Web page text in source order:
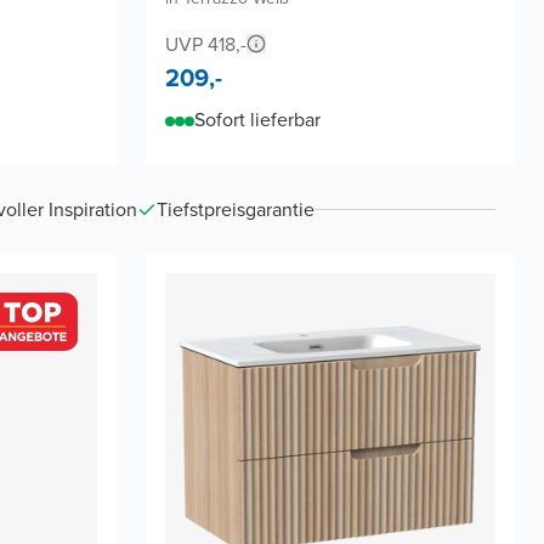
UVP 418,-
209,-
Sofort lieferbar
Inspiration Tiefstpreisgarantie